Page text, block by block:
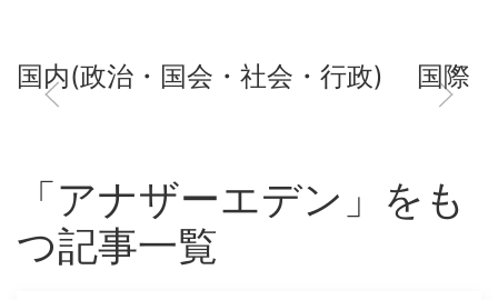
国内(政治・国会・社会・行政) 国際
「アナザーエデン」をも
つ記事一覧